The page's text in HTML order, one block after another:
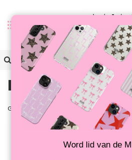
MIM's giftcard
Geschrieben am 23 November 2016
Word lid van de